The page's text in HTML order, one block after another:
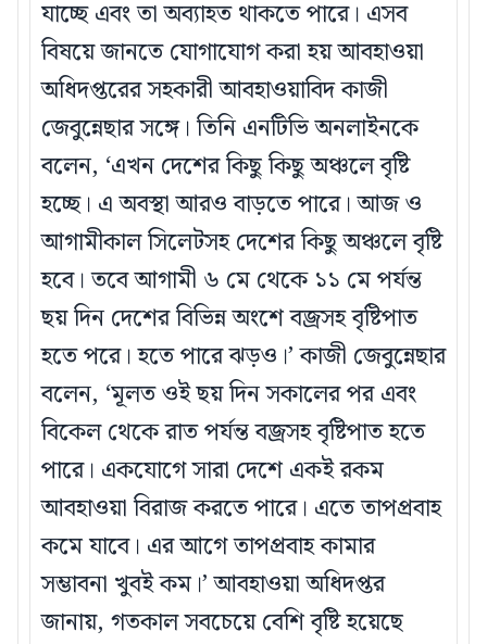
যাচ্ছে এবং তা অব্যাহত থাকতে পারে। এসব
বিষয়ে জানতে যোগাযোগ করা হয় আবহাওয়া
অধিদপ্তরের সহকারী আবহাওয়াবিদ কাজী
জেবুন্নেছার সঙ্গে। তিনি এনটিভি অনলাইনকে
বলেন, ‘এখন দেশের কিছু কিছু অঞ্চলে বৃষ্টি
হচ্ছে। এ অবস্থা আরও বাড়তে পারে। আজ ও
আগামীকাল সিলেটসহ দেশের কিছু অঞ্চলে বৃষ্টি
হবে। তবে আগামী ৬ মে থেকে ১১ মে পর্যন্ত
ছয় দিন দেশের বিভিন্ন অংশে বজ্রসহ বৃষ্টিপাত
হতে পরে। হতে পারে ঝড়ও।’ কাজী জেবুন্নেছার
বলেন, ‘মূলত ওই ছয় দিন সকালের পর এবং
বিকেল থেকে রাত পর্যন্ত বজ্রসহ বৃষ্টিপাত হতে
পারে। একযোগে সারা দেশে একই রকম
আবহাওয়া বিরাজ করতে পারে। এতে তাপপ্রবাহ
কমে যাবে। এর আগে তাপপ্রবাহ কামার
সম্ভাবনা খুবই কম।’ আবহাওয়া অধিদপ্তর
জানায়, গতকাল সবচেয়ে বেশি বৃষ্টি হয়েছে